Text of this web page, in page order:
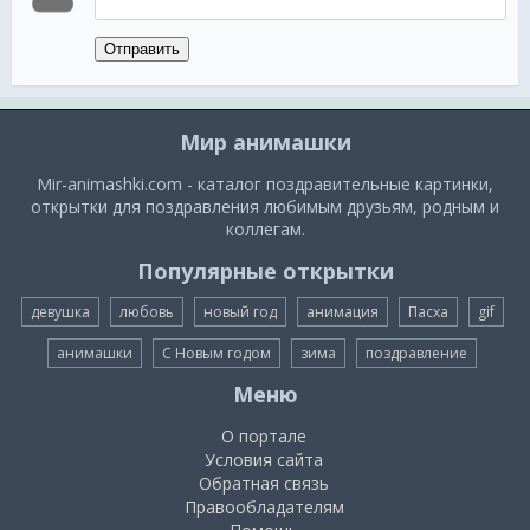
Отправить
Мир анимашки
Mir-animashki.com - каталог поздравительные картинки,
открытки для поздравления любимым друзьям, родным и
коллегам.
Популярные открытки
девушка любовь новый год анимация Пасха gif
анимашки С Новым годом зима поздравление
Меню
О портале
Условия сайта
Обратная связь
Правообладателям